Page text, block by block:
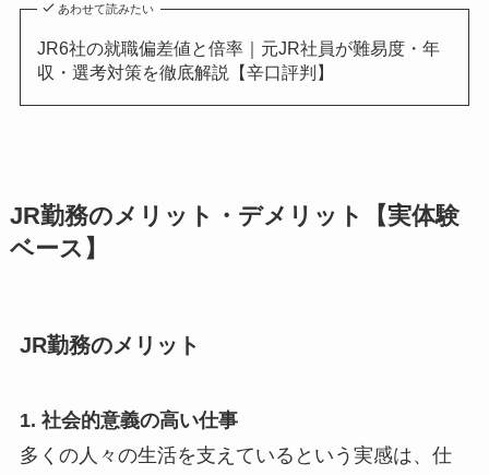
あわせて読みたい
JR6社の就職偏差値と倍率｜元JR社員が難易度・年
収・選考対策を徹底解説【辛口評判】
JR勤務のメリット・デメリット【実体験
ベース】
JR勤務のメリット
1. 社会的意義の高い仕事
多くの人々の生活を支えているという実感は、仕